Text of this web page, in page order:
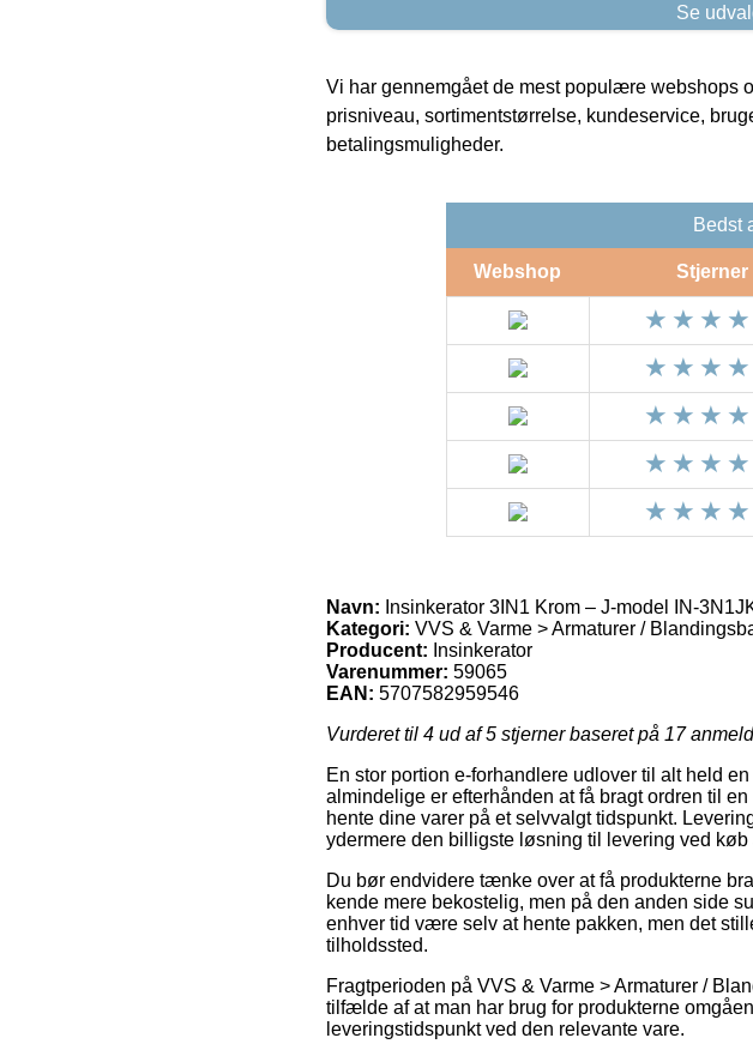
Se
Vi har gennemgået de mest populære webshops
prisniveau, sortimentstørrelse, kundeservice,
betalingsmuligheder.
Bedst
Webshop Stjerner
Navn: Insinkerator 3IN1 Krom – J-model IN-
Kategori: VVS & Varme > Armaturer /
Producent: Insinkerator
Varenummer: 59065
EAN: 5707582959546
Vurderet til 4 ud af 5 stjerner baseret på 17
En stor portion e-forhandlere udlover til alt held
almindelige er efterhånden at få bragt ordren til
hente dine varer på et selvvalgt tidspunkt.
ydermere den billigste løsning til levering ved
Du bør endvidere tænke over at få produkterne
kende mere bekostelig, men på den anden side
enhver tid være selv at hente pakken, men det
tilholdssted.
Fragtperioden på VVS & Varme > Armaturer /
tilfælde af at man har brug for produkterne
leveringstidspunkt ved den relevante vare.